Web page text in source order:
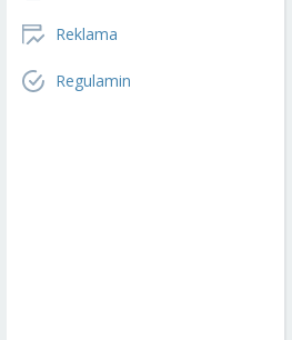
Reklama
Regulamin